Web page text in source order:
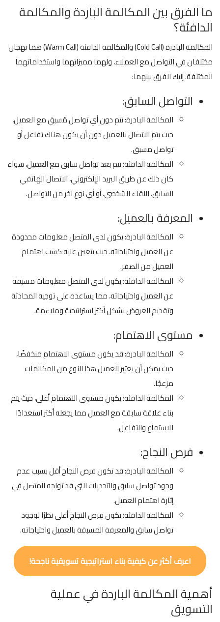
ما الفرق بين المكالمة الباردة والمكالمة
الدافئة؟
المكالمة البادرة (Cold Call) والمكالمة الدافئة (Warm Call) هما نهجان
مختلفان في التواصل مع العملاء، ولهما مميزاتهما واستخداماتهما
المختلفة. إليك الفرق بينهما:
التواصل السابق:
المكالمة البادرة: تتم دون أي تواصل مُسبق مع العميل،
حيث يتم الاتصال بالعميل دون أن يكون هناك تفاعل أو
تواصل مسبق.
المكالمة الدافئة: تتم بعد تواصل سابق مع العميل، سواء
كان ذلك عن طريق البريد الإلكتروني، الاتصال الهاتفي
السابق، اللقاء الشخصي، أو أي نوع آخر من التواصل.
المعرفة بالعميل:
المكالمة البادرة: يكون لدى المتصل معلومات محدودة
عن العميل واحتياجاته، حيث يتعين عليه كسب اهتمام
العميل من الصفر.
المكالمة الدافئة: يكون لدى المتصل معلومات مسبقة
عن العميل واحتياجاته، مما يساعده على توجيه المحادثة
وتقديم العروض بشكل أكثر استراتيجية وملاءمة.
مستوى الاهتمام:
المكالمة البادرة: قد يكون مستوى الاهتمام منخفضًا،
حيث يمكن أن يعتبر العميل هذا النوع من المكالمات
مزعجًا.
المكالمة الدافئة: يكون مستوى الاهتمام أعلى، حيث يتم
بناء علاقة سابقة مع العميل مما يجعله أكثر استعدادًا
للاستماع والتفاعل.
فرص النجاح:
المكالمة البادرة: قد تكون فرص النجاح أقل بسبب عدم
وجود تواصل سابق والتحديات التي قد تواجه المتصل في
إثارة اهتمام العميل.
المكالمة الدافئة: تكون فرص النجاح أعلى نظرًا لوجود
تواصل سابق والمعرفة المسبقة بالعميل واحتياجاته.
اعرف أكثر عن كيفية بناء استراتيجية تسويقية ناجحة!
أهمية المكالمة الباردة في عملية
التسويق